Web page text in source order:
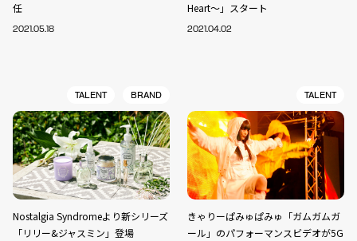
任
2021.05.18
Heart〜」スタート
2021.04.02
TALENT BRAND
Nostalgia Syndromeより新シリーズ
「リリー&ジャスミン」登場
TALENT
きゃりーぱみゅぱみゅ「ガムガムガ
ール」のパフォーマンスビデオが5G